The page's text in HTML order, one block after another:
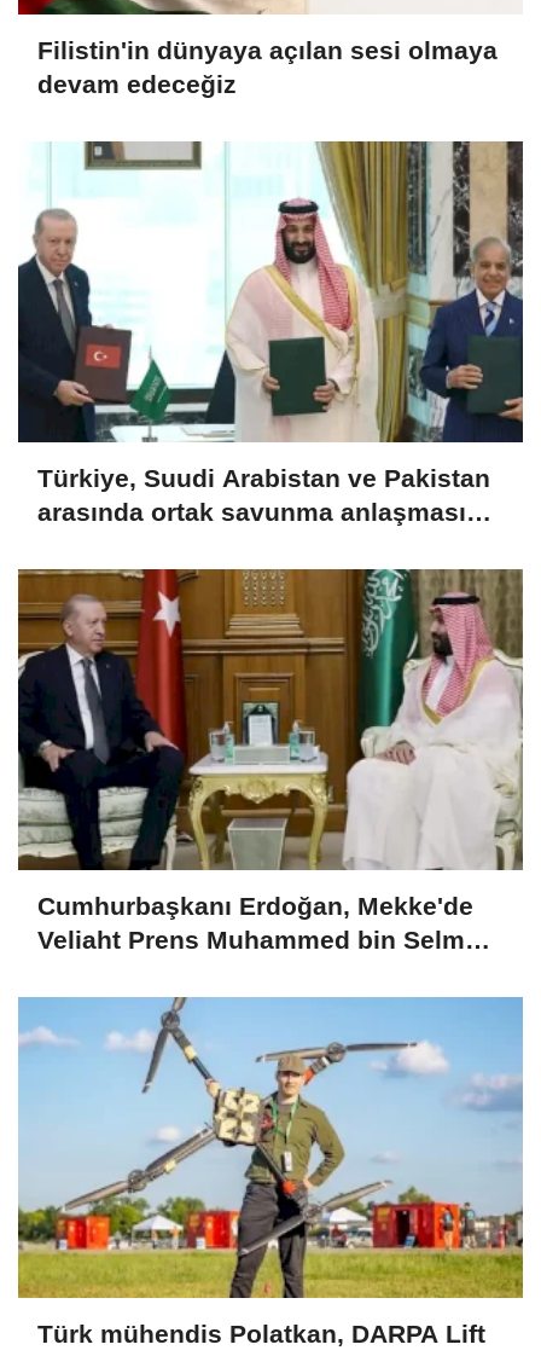
Filistin'in dünyaya açılan sesi olmaya
devam edeceğiz
Türkiye, Suudi Arabistan ve Pakistan
arasında ortak savunma anlaşması
Cumhurbaşkanı Erdoğan, Mekke'de
Veliaht Prens Muhammed bin Selman
Türk mühendis Polatkan, DARPA Lift